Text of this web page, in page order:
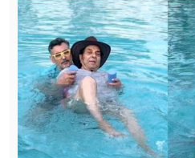
सेहत
ब्‍यूटी
जॉब्स
शिक्षा